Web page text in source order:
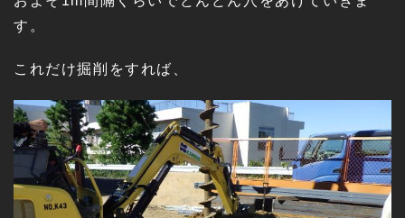
す。
これだけ掘削をすれば、